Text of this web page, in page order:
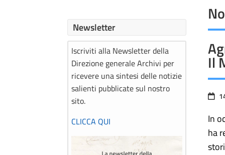
Newsletter
Iscriviti alla Newsletter della
Direzione generale Archivi per
ricevere una sintesi delle notizie
salienti pubblicate sul nostro
sito.
CLICCA QUI
Il
In
ha